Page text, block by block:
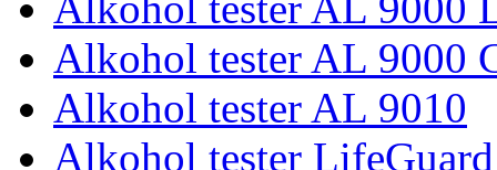
Alkohol tester AL 9000
Alkohol tester AL 9010
Alkohol tester LifeGuard